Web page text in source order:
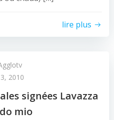
lire plus
2010
signées Lavazza
mio